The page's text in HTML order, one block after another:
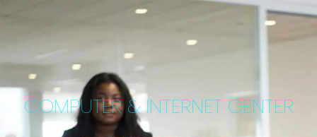
COMPUTER & INTERNET CENTER